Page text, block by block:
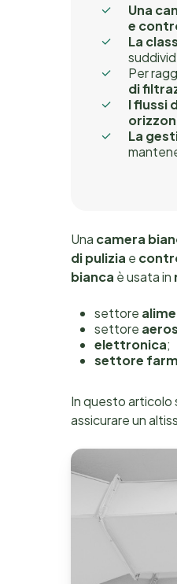
Una
e
La
Per
di
I flussi
La
Una camera
di pulizia e
bianca è usata in
settore
settore
elettronica;
settore
In questo articolo
assicurare un